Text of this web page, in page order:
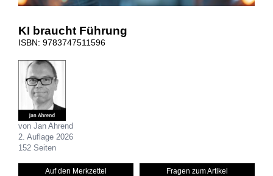
KI braucht Führung
ISBN: 9783747511596
von Jan Ahrend
2. Auflage 2026
152 Seiten
Auf den Merkzettel Fragen zum Artikel